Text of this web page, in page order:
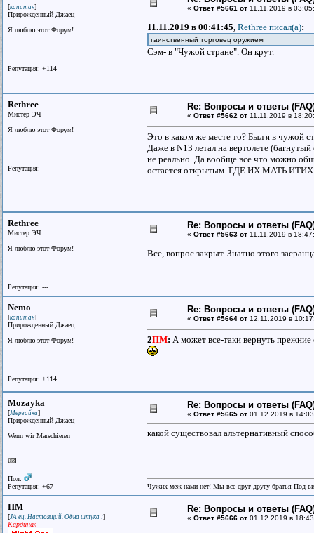
[капитан]
Прирожденный Джаец
Я люблю этот Форум!
Репутация: +114
« Ответ #5661 от 11.11.2019 в
11.11.2019 в 00:41:45, Rethree писал(a):
таинственный торговец оружием
Сэм- в "Чужой стране". Он крут.
Rethree
Мистер ЭЧ
Я люблю этот Форум!
Репутация: ---
Re: Вопросы и ответы
« Ответ #5662 от 11.11.2019 в
Это в каком же месте то? Был я в чужой
Даже в N13 летал на вертолете
не реально. Да вообще все что можно
остается открытым. ГДЕ ИХ МАТЬ
Rethree
Мистер ЭЧ
Я люблю этот Форум!
Репутация: ---
Re: Вопросы и ответы
« Ответ #5663 от 11.11.2019 в
Все, вопрос закрыт. Знатно этого
Nemo
[капитан]
Прирожденный Джаец
Я люблю этот Форум!
Репутация: +114
Re: Вопросы и ответы
« Ответ #5664 от 12.11.2019 в
2ПМ: А может все-таки вернуть
Mozayka
[Мерзайка]
Прирожденный Джаец
Wenn wir Marschieren
Пол:
Репутация: +67
Re: Вопросы и ответы
« Ответ #5665 от 01.12.2019 в
какой существовал альтернативный
Чужих меж нами нет! Мы все друг другу братья Под
ПМ
[JA'ец. Настоящий. Одна штука :]
Кардинал
Re: Вопросы и ответы
« Ответ #5666 от 01.12.2019 в